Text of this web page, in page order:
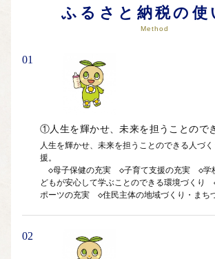
◇朝霧に包まれた高級茶「伊勢茶」の産地
町の中心を流れる宮川の周辺では、鮮やかに
清流宮川から立ち昇る朝霧が高品質の名産伊
◆町の第一次産業を支える美しい山と川
秋には黄金色の稲穂が輝く田園も、町の美し
◇古くより伊勢神宮との関わりが深いまち
度会町に位置する「久具都比売神社」は、倭
の御鎮座する場所を
探す道中に定めたといわれる伊勢神宮内宮の
ふるさと納税の使
Method
01
①人生を輝かせ、未来を担うことので
人生を輝かせ、未来を担うことのできる人づ
援。
◇母子保健の充実　◇子育て支援の充実　◇学
どもが安心して学ぶことのできる環境づくり
ポーツの充実　◇住民主体の地域づくり・まち
02